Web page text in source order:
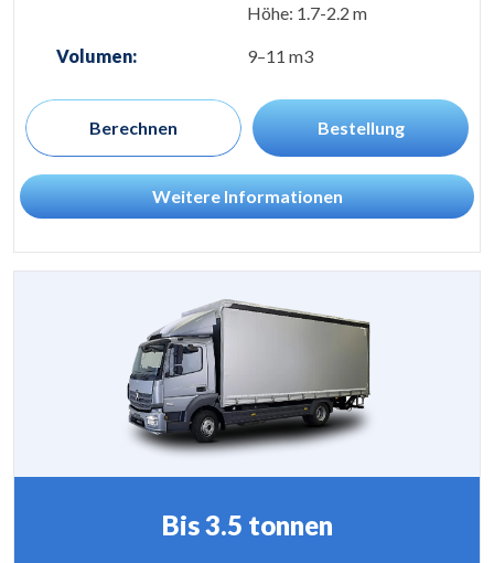
Höhe: 1.7-2.2 m
Volumen: 9–11 m3
Berechnen Bestellung
Weitere Informationen
Bis 3.5 tonnen